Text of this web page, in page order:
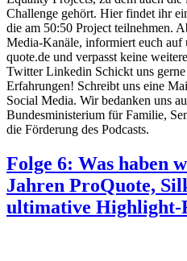
Challenge gehört. Hier findet ihr
die am 50:50 Project teilnehmen.
Media-Kanäle, informiert euch auf
quote.de und verpasst keine
Twitter Linkedin Schickt uns gerne
Erfahrungen! Schreibt uns eine
Social Media. Wir bedanken uns
Bundesministerium für Familie,
die Förderung des Podcasts.
Folge 6: Was haben
Jahren ProQuote,
ultimative Highlight-